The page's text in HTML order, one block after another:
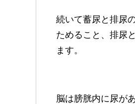
続いて蓄尿と排尿
ためること、排尿
ます。
脳は膀胱内に尿が